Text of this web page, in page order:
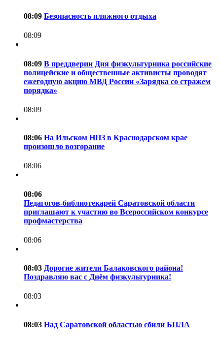
08:09 Безопасность пляжного отдыха
08:09
08:09 В преддверии Дня физкультурника российские
полицейские и общественные активисты проводят
ежегодную акцию МВД России «Зарядка со стражем
порядка»
08:09
08:06 На Ильском НПЗ в Краснодарском крае
произошло возгорание
08:06
08:06
Педагогов-библиотекарей Саратовской области
приглашают к участию во Всероссийском конкурсе
профмастерства
08:06
08:03 Дорогие жители Балаковского района!
Поздравляю вас с Днём физкультурника!
08:03
08:03 Над Саратовской областью сбили БПЛА